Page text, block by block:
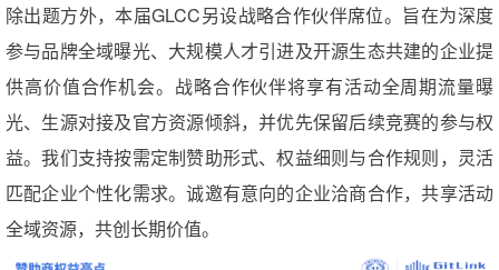
除出题方外，本届GLCC另设战略合作伙伴席位。旨在为深度
参与品牌全域曝光、大规模人才引进及开源生态共建的企业提
供高价值合作机会。战略合作伙伴将享有活动全周期流量曝
光、生源对接及官方资源倾斜，并优先保留后续竞赛的参与权
益。我们支持按需定制赞助形式、权益细则与合作规则，灵活
匹配企业个性化需求。诚邀有意向的企业洽商合作，共享活动
全域资源，共创长期价值。